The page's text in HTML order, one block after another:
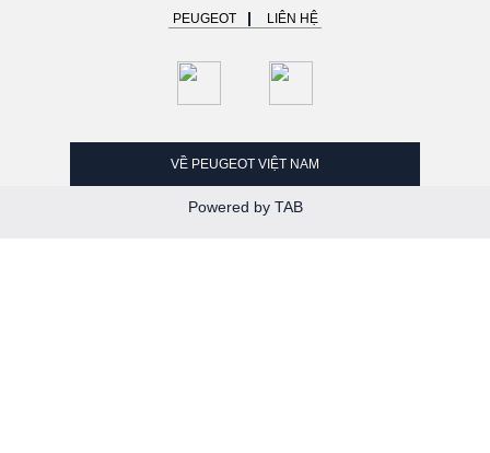
PEUGEOT LIÊN HỆ
VỀ PEUGEOT VIỆT NAM
Powered by TAB